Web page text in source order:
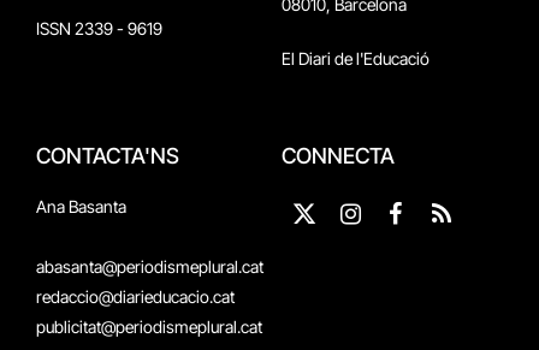
ISSN 2339 - 9619
El Diari de l'Educació
CONTACTA'NS
Ana Basanta
abasanta@periodismeplural.cat
redaccio@diarieducacio.cat
publicitat@periodismeplural.cat
CONNECTA
X
Instagram
Facebook
RSS